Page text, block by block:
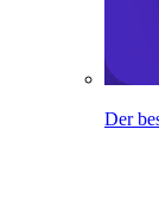
Der